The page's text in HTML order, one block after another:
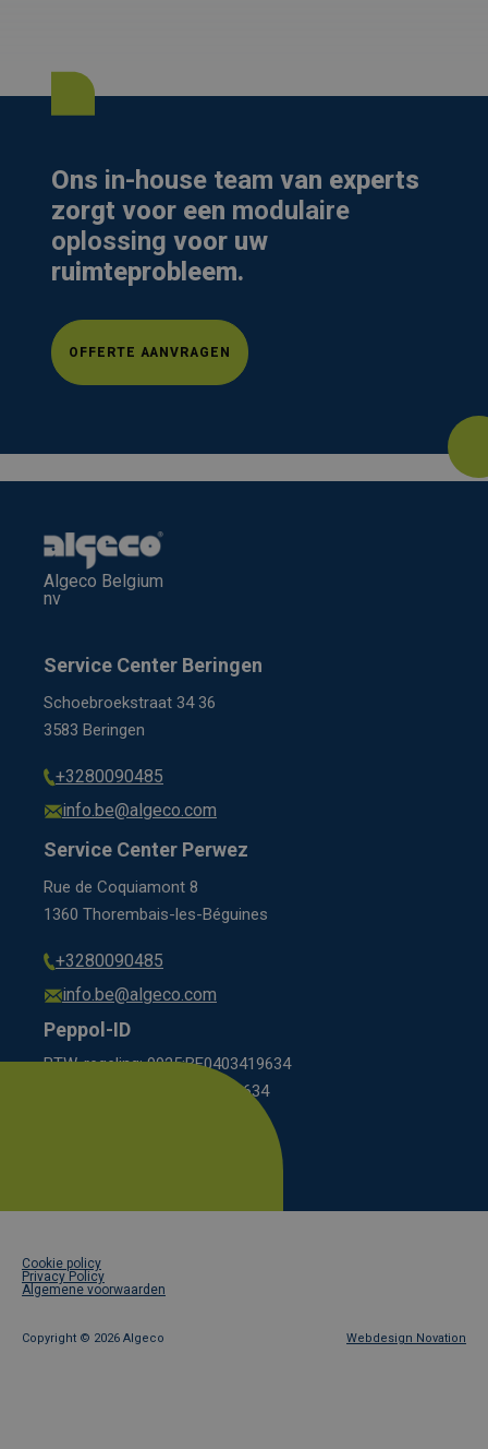
Ons in-house team van experts
zorgt voor een modulaire
oplossing voor uw
ruimteprobleem.
OFFERTE AANVRAGEN
Algeco Belgium
nv
Service Center Beringen
Schoebroekstraat 34 36
3583 Beringen
+3280090485
info.be@algeco.com
Service Center Perwez
Rue de Coquiamont 8
1360 Thorembais-les-Béguines
+3280090485
info.be@algeco.com
Peppol-ID
BTW-regeling: 9925:BE0403419634
KBO-regeling: 0208:0403419634
Footer
legal
Cookie policy
Privacy Policy
Algemene voorwaarden
Copyright © 2026 Algeco Webdesign Novation